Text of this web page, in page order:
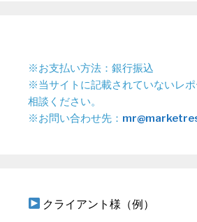
※お支払い方法：銀行振込
※当サイトに記載されていないレ
相談ください。
※お問い合わせ先：
クライアント様（例）